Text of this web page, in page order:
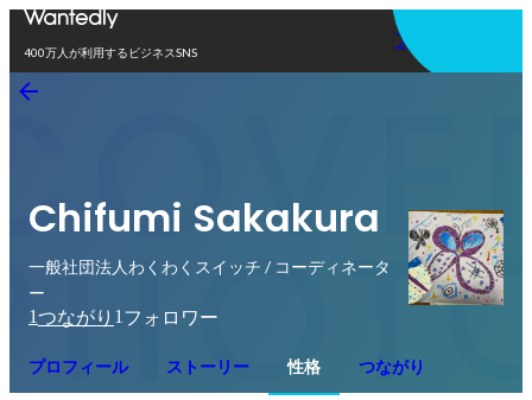
400万人が利用するビジネスSNS
アプリを使う
Chifumi Sakakura
一般社団法人わくわくスイッチ / コーディネータ
ー
1つながり 1 フォロワー
プロフィール ストーリー 性格 つながり